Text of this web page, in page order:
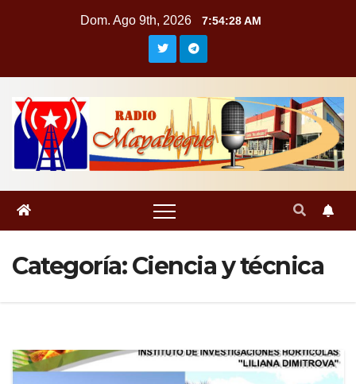
Dom. Ago 9th, 2026 7:54:30 AM
Categoría:Ciencia y técnica